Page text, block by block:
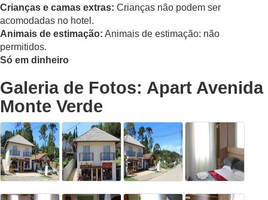
Crianças e camas extras: Crianças não podem ser
acomodadas no hotel.
Animais de estimação: Animais de estimação: não
permitidos.
Só em dinheiro
Galeria de Fotos: Apart Avenida
Monte Verde